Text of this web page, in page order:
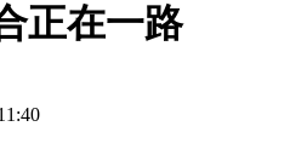
正在一路